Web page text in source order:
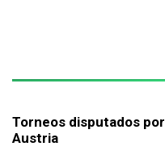
Torneos disputados por
Austria